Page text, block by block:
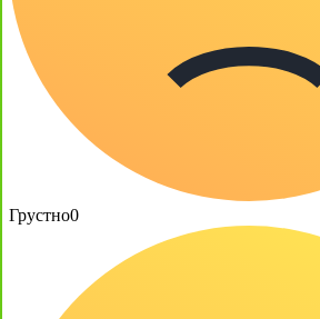
Грустно0